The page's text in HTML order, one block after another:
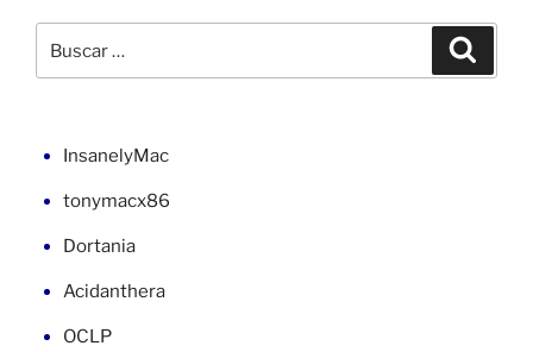
de
por:
InsanelyMac
tonymacx86
Dortania
Acidanthera
OCLP